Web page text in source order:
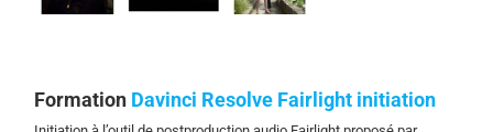
Formation Davinci Resolve Fairlight initiation